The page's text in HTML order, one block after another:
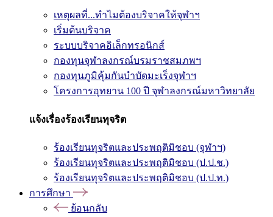
เหตุผลที่...ทำไมต้องบริจาคให้จุฬาฯ
เริ่มต้นบริจาค
ระบบบริจาคอิเล็กทรอนิกส์
กองทุนจุฬาลงกรณ์บรมราชสมภพฯ
กองทุนภูมิคุ้มกันบำบัดมะเร็งจุฬาฯ
โครงการอุทยาน 100 ปี จุฬาลงกรณ์มหาวิทยาลัย
แจ้งเรื่องร้องเรียนทุจริต
ร้องเรียนทุจริตและประพฤติมิชอบ (จุฬาฯ)
ร้องเรียนทุจริตและประพฤติมิชอบ (ป.ป.ช.)
ร้องเรียนทุจริตและประพฤติมิชอบ (ป.ป.ท.)
การศึกษา
ย้อนกลับ